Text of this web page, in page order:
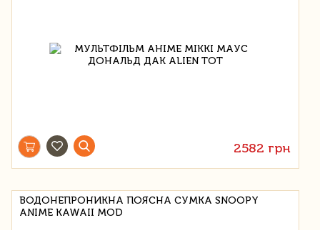
2582 грн
ВОДОНЕПРОНИКНА ПОЯСНА СУМКА SNOOPY
ANIME KAWAII MOD